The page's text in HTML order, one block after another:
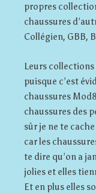
propres
chaussures
Collégien, GBB,
Leurs
puisque c’est
chaussures
chaussures des
sûr je ne te
car les
te dire qu’on a
jolies et elles
Et en plus elles